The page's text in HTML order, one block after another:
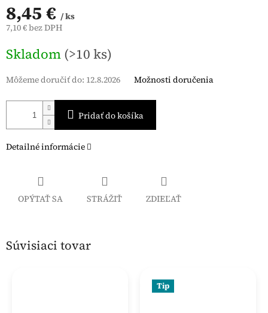
8,45 € / ks
7,10 € bez DPH
cena:
Skladom (>10 ks)
Môžeme doručiť do: 12.8.2026 Možnosti doručenia
Pridať do košíka
Detailné informácie
OPÝTAŤ SA STRÁŽIŤ ZDIEĽAŤ
Súvisiaci tovar
Tip